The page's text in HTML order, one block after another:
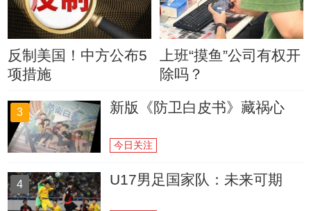
反制美国！中方公布5
项措施
上班“摸鱼”公司有权开
除吗？
3 新版《防卫白皮书》藏祸心
今日关注
4 U17男足国家队：未来可期